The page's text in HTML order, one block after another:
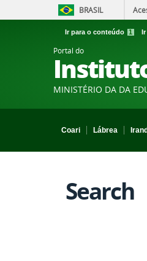
BRASIL
Ir para o conteúdo 1 Ir
Portal do
MINISTÉRIO DA DA
Coari
Lábrea
Search